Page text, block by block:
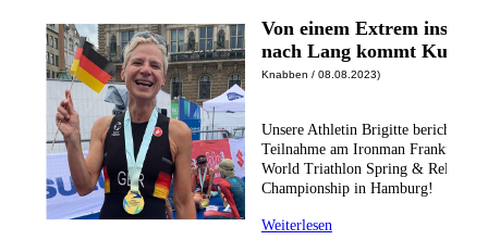
Von einem Extrem ins
nach Lang kommt Kurz
Knabben / 08.08.2023)
Unsere Athletin Brigitte berichte
Teilnahme am Ironman Frankfurt
World Triathlon Spring & Relay
Championship in Hamburg!
Weiterlesen